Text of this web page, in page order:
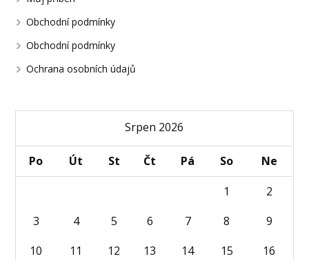
Obchodní podmínky
Obchodní podmínky
Ochrana osobních údajů
Srpen 2026
Po Út St Čt Pá So
Ne
1
2
3
4 5 6 7 8
9
10
11 12 13 14 15
16